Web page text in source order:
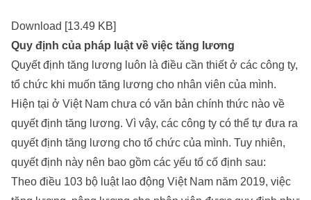
Download [13.49 KB]
Quy định của pháp luật về việc tăng lương
Quyết định tăng lương luôn là điều cần thiết ở các công ty,
tổ chức khi muốn tăng lương cho nhân viên của mình.
Hiện tại ở Việt Nam chưa có văn bản chính thức nào về
quyết định tăng lương. Vì vậy, các công ty có thể tự đưa ra
quyết định tăng lương cho tổ chức của mình. Tuy nhiên,
quyết định này nên bao gồm các yếu tố cố định sau:
Theo điều 103 bộ luật lao động Việt Nam năm 2019, việc